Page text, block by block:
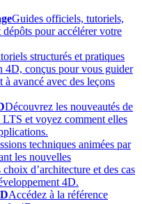
Guides officiels, tutoriels,
pour accélérer votre
structurés et pratiques
4D, conçus pour vous guider
à avancé avec des leçons
Découvrez les nouveautés de
et voyez comment elles
techniques animées par
les nouvelles
d’architecture et des cas
4D.
Accédez à la référence